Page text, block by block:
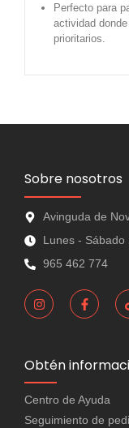
Perfecto para
actividad
prioritarios.
Sobre nosotros
Avinguda de
Lunes -
965 462 774
Obtén
Centro de Ayuda
Seguimiento de